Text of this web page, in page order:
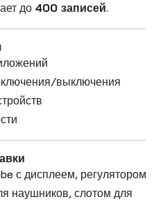
до 400 записей.
выключения
с дисплеем, регулятором
наушников, слотом для